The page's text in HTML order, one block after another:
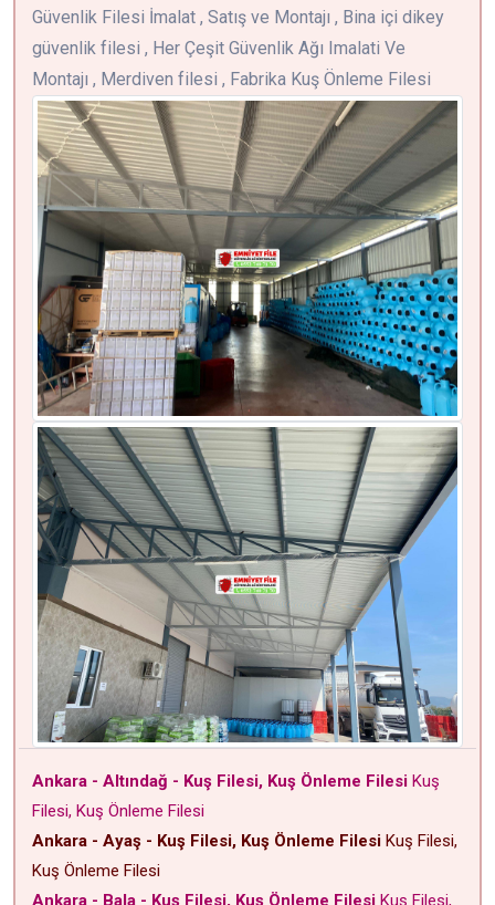
Güvenlik Filesi İmalat , Satış ve Montajı , Bina içi dikey
güvenlik filesi , Her Çeşit Güvenlik Ağı Imalati Ve
Montajı , Merdiven filesi , Fabrika Kuş Önleme Filesi
Ankara - Altındağ - Kuş Filesi, Kuş Önleme Filesi Kuş
Filesi, Kuş Önleme Filesi
Ankara - Ayaş - Kuş Filesi, Kuş Önleme Filesi Kuş Filesi,
Kuş Önleme Filesi
Ankara - Bala - Kuş Filesi, Kuş Önleme Filesi Kuş Filesi,